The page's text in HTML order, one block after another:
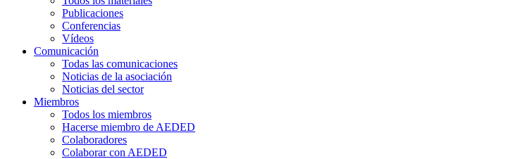
Publicaciones
Conferencias
Vídeos
Comunicación
Todas las comunicaciones
Noticias de la asociación
Noticias del sector
Miembros
Todos los miembros
Hacerse miembro de AEDED
Colaboradores
Colaborar con AEDED